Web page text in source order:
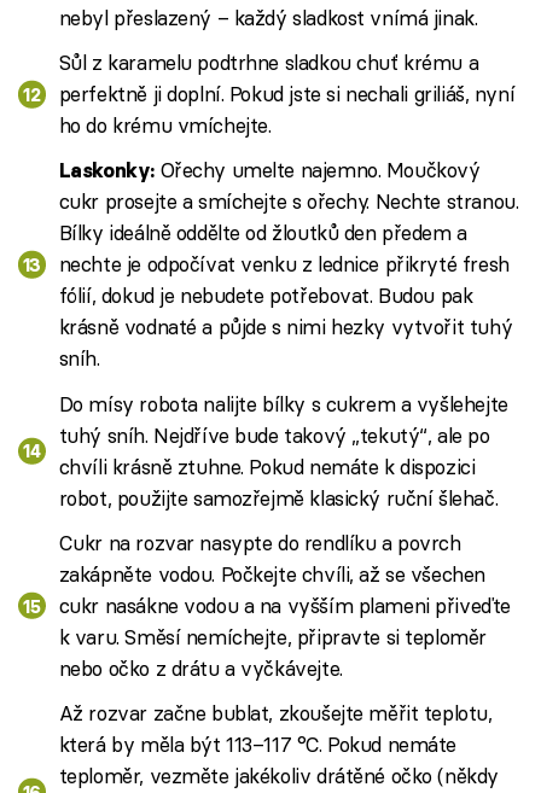
nebyl přeslazený – každý sladkost vnímá jinak.
Sůl z karamelu podtrhne sladkou chuť krému a
perfektně ji doplní. Pokud jste si nechali griliáš, nyní
ho do krému vmíchejte.
Laskonky:Ořechy umelte najemno. Moučkový
cukr prosejte a smíchejte s ořechy. Nechte stranou.
Bílky ideálně oddělte od žloutků den předem a
nechte je odpočívat venku z lednice přikryté fresh
fólií, dokud je nebudete potřebovat. Budou pak
krásně vodnaté a půjde s nimi hezky vytvořit tuhý
sníh.
Do mísy robota nalijte bílky s cukrem a vyšlehejte
tuhý sníh. Nejdříve bude takový „tekutý“, ale po
chvíli krásně ztuhne. Pokud nemáte k dispozici
robot, použijte samozřejmě klasický ruční šlehač.
Cukr na rozvar nasypte do rendlíku a povrch
zakápněte vodou. Počkejte chvíli, až se všechen
cukr nasákne vodou a na vyšším plameni přiveďte
k varu. Směsí nemíchejte, připravte si teploměr
nebo očko z drátu a vyčkávejte.
Až rozvar začne bublat, zkoušejte měřit teplotu,
která by měla být 113–117 °C. Pokud nemáte
teploměr, vezměte jakékoliv drátěné očko (někdy